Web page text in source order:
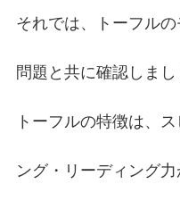
それでは、トーフル
問題と共に確認しまし
トーフルの特徴は、
ング・リーディング力